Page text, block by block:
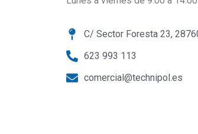
C/ Sector Foresta 23,
623 993 113
comercial@technipol.es